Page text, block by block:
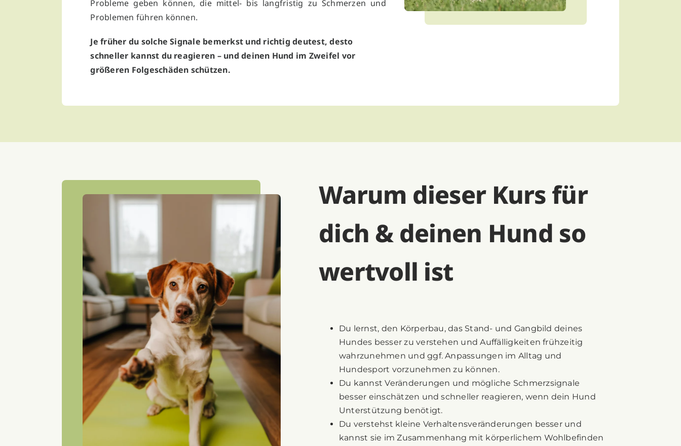
Probleme geben können, die mittel- bis langfristig zu Schmerzen und
Problemen führen können.
Je früher du solche Signale bemerkst und richtig deutest, desto
schneller kannst du reagieren – und deinen Hund im Zweifel vor
größeren Folgeschäden schützen.
Warum dieser Kurs für
dich & deinen Hund so
wertvoll ist
Du lernst, den Körperbau, das Stand- und Gangbild deines
Hundes besser zu verstehen und Auffälligkeiten frühzeitig
wahrzunehmen und ggf. Anpassungen im Alltag und
Hundesport vorzunehmen zu können.
Du kannst Veränderungen und mögliche Schmerzsignale
besser einschätzen und schneller reagieren, wenn dein Hund
Unterstützung benötigt.
Du verstehst kleine Verhaltensveränderungen besser und
kannst sie im Zusammenhang mit körperlichem Wohlbefinden